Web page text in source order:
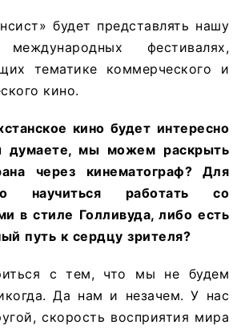
будет представлять нашу
фестивалях,
тематике коммерческого и
кино.
кино будет интересно
думаете, мы можем раскрыть
через кинематограф? Для
научиться работать
со
в стиле Голливуда,либо есть
путь к сердцу зрителя?
с тем, что мы не будем
Да нам и незачем. У нас
скорость восприятия мира